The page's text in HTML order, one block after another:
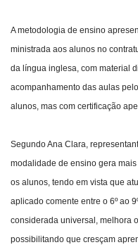
A metodologia de ensino
ministrada aos alunos no
da língua inglesa, com material
acompanhamento das aulas
alunos, mas com certificação
Segundo Ana Clara,
modalidade de ensino gera
os alunos, tendo em vista que
aplicado comente entre o 6º ao
considerada universal, melhora
possibilitando que cresçam